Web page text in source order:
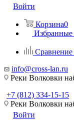
Войти
Корзина0
Избранные
Сравнение
info@cross-lan.ru
Реки Волковки
+7 (812) 334-15-15
Реки Волковки
Войти